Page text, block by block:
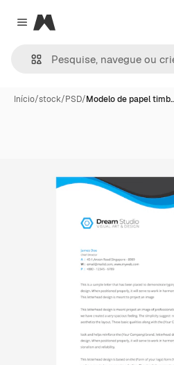
Close menu
Magnific
Início/stock/PSD/Modelo de papel